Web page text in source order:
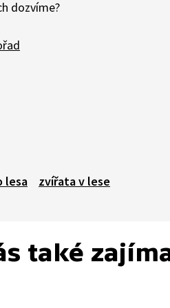
dozvíme?
lesa zvířata v lese
také